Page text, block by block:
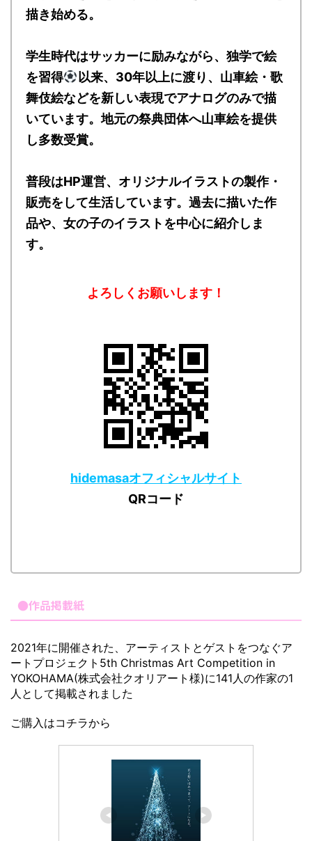
描き始める。
学生時代はサッカーに励みながら、独学で絵
を習得
以来、30年以上に渡り、山車絵・歌
舞伎絵などを新しい表現でアナログのみで描
いています。地元の祭典団体へ山車絵を提供
し多数受賞。
普段はHP運営、オリジナルイラストの製作・
販売をして生活しています。過去に描いた作
品や、女の子のイラストを中心に紹介しま
す。
よろしくお願いします！
hidemasaオフィシャルサイト
QRコード
●作品掲載紙
2021年に開催された、アーティストとゲストをつなぐア
ートプロジェクト5th Christmas Art Competition in
YOKOHAMA(株式会社クオリアート様)に141人の作家の1
人として掲載されました
ご購入はコチラから